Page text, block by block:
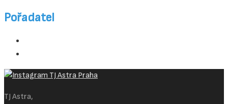
Pořadatel
TJ Astra,